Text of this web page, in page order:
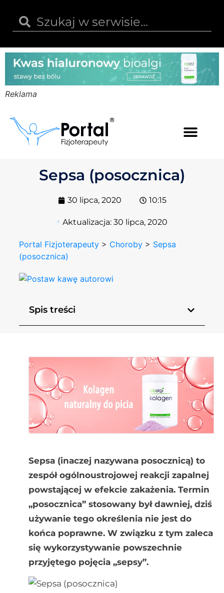
Reklama
Sepsa (posocznica)
30 lipca, 2020 10:15
Aktualizacja: 30 lipca, 2020
Portal Fizjoterapeuty > Choroby > Sepsa
(posocznica)
Spis treści
Sepsa (inaczej nazywana posocznicą) to
zespół ogólnoustrojowej reakcji zapalnej
powstającej w efekcie zakażenia. Termin
„posocznica” stosowany był dawniej, dziś
używanie tego określenia nie jest do
końca poprawne. W związku z tym zaleca
się wykorzystywanie powszechnie
przyjętego pojęcia „sepsy”.